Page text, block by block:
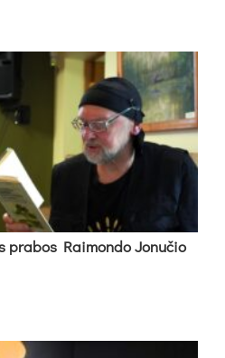
pra­bos Rai­mon­do Jo­nu­čio